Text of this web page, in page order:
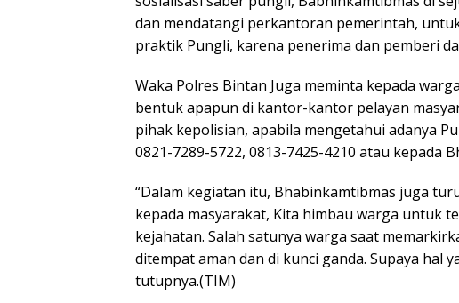
dan mendatangi perkantoran pemerintah,
praktik Pungli, karena penerima dan pemberi
Waka Polres Bintan Juga meminta kepada
bentuk apapun di kantor-kantor pelayan
pihak kepolisian, apabila mengetahui adanya
0821-7289-5722, 0813-7425-4210 atau kepada
“Dalam kegiatan itu, Bhabinkamtibmas juga
kepada masyarakat, Kita himbau warga untuk
kejahatan. Salah satunya warga saat
ditempat aman dan di kunci ganda. Supaya hal
tutupnya.(TIM)